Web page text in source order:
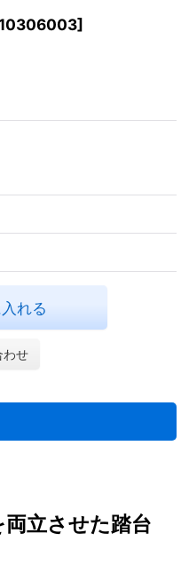
]
れる
わせ
立させた踏台